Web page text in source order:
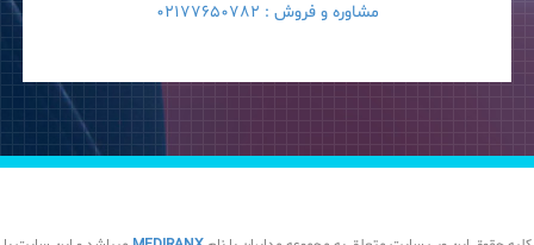
مشاوره و فروش : 02177650782